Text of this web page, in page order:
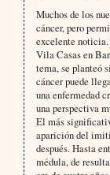
Muchos de los
cáncer, pero
excelente noticia.
Vila Casas en
tema, se planteó
cáncer puede
una enfermedad
una perspectiva
El más
aparición del
después. Hasta
médula, de